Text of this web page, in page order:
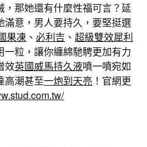
那她還有什麼性福可言？延
意，男人要持久，要堅挺選
果凍 、必利吉 、超級雙效犀利
一粒，讓你纏綿馳騁更加有力
效英國威馬持久液噴一噴宛如
高潮甚至一炮到天亮 ！官網更